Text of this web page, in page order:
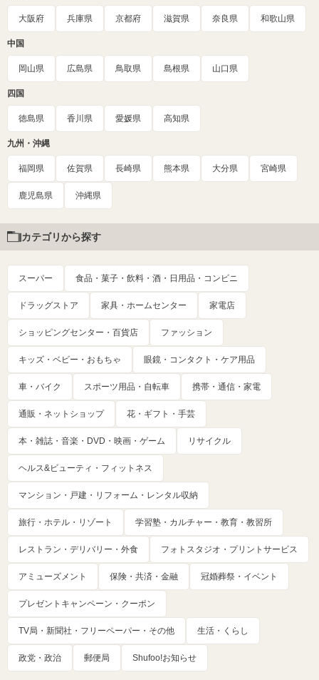
大阪府 兵庫県 京都府 滋賀県 奈良県 和歌山県
中国
岡山県 広島県 鳥取県 島根県 山口県
四国
徳島県 香川県 愛媛県 高知県
九州・沖縄
福岡県 佐賀県 長崎県 熊本県 大分県 宮崎県
鹿児島県 沖縄県
カテゴリから探す
スーパー 食品・菓子・飲料・酒・日用品・コンビニ
ドラッグストア 家具・ホームセンター 家電店
ショッピングセンター・百貨店 ファッション
キッズ・ベビー・おもちゃ 眼鏡・コンタクト・ケア用品
車・バイク スポーツ用品・自転車 携帯・通信・家電
通販・ネットショップ 花・ギフト・手芸
本・雑誌・音楽・DVD・映画・ゲーム リサイクル
ヘルス&ビューティ・フィットネス
マンション・戸建・リフォーム・レンタル収納
旅行・ホテル・リゾート 学習塾・カルチャー・教育・教習所
レストラン・デリバリー・外食 フォトスタジオ・プリントサービス
アミューズメント 保険・共済・金融 冠婚葬祭・イベント
プレゼントキャンペーン・クーポン
TV局・新聞社・フリーペーパー・その他 生活・くらし
政党・政治 郵便局 Shufoo!お知らせ